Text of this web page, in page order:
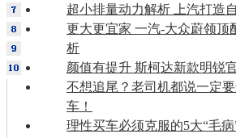
超小排量动力解析 上汽打造
更大更宜家 一汽-大众蔚领顶
析
颜值有提升 斯柯达新款明锐
不想追尾？老司机都说一定
车！
理性买车必须克服的5大“毛病